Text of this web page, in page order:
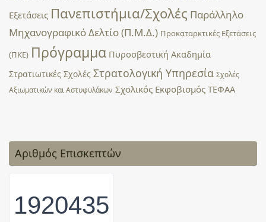
Εξετάσεις Πανεπιστήμια/Σχολές Παράλληλο
Μηχανογραφικό Δελτίο (Π.Μ.Δ.) Προκαταρκτικές Εξετάσεις
(ΠΚΕ) Πρόγραμμα Πυροσβεστική Ακαδημία
Στρατιωτικές Σχολές Στρατολογική Υπηρεσία Σχολές
Αξιωματικών και Αστυφυλάκων Σχολικός Εκφοβισμός ΤΕΦΑΑ
Αριθμός Επισκεπτών
1920435